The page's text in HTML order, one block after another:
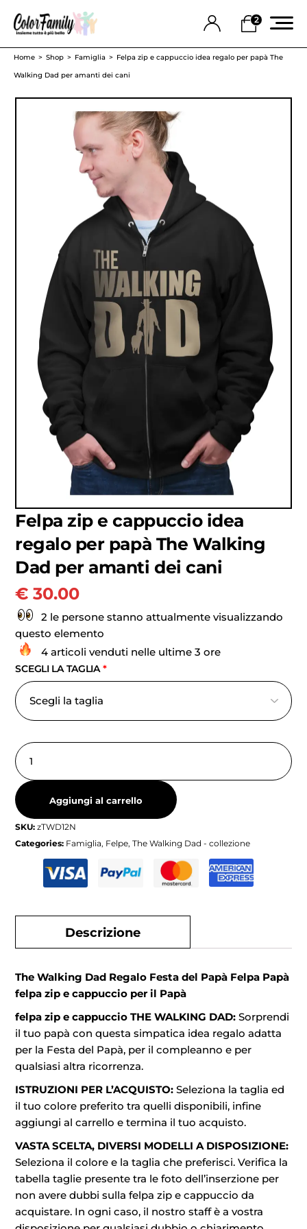
2
Home Shop Famiglia
Felpa zip e cappuccio idea regalo per papà The
Walking Dad per amanti dei cani
Felpa zip e cappuccio idea
regalo per papà The Walking
Dad per amanti dei cani
€ 30.00
2 le persone stanno attualmente visualizzando
questo elemento
4 articoli venduti nelle ultime 3 ore
SCEGLI LA TAGLIA*
Aggiungi al carrello
SKU:zTWD12N
Categories: Famiglia, Felpe,The Walking Dad - collezione
Descrizione
The Walking Dad Regalo Festa del Papà Felpa Papà
felpa zip e cappuccio per il Papà
felpa zip e cappuccio THE WALKING DAD: Sorprendi
il tuo papà con questa simpatica idea regalo adatta
per la Festa del Papà, per il compleanno e per
qualsiasi altra ricorrenza.
ISTRUZIONI PER L’ACQUISTO: Seleziona la taglia ed
il tuo colore preferito tra quelli disponibili, infine
aggiungi al carrello e termina il tuo acquisto.
VASTA SCELTA, DIVERSI MODELLI A DISPOSIZIONE:
Seleziona il colore e la taglia che preferisci. Verifica la
tabella taglie presente tra le foto dell’inserzione per
non avere dubbi sulla felpa zip e cappuccio da
acquistare. In ogni caso, il nostro staff è a vostra